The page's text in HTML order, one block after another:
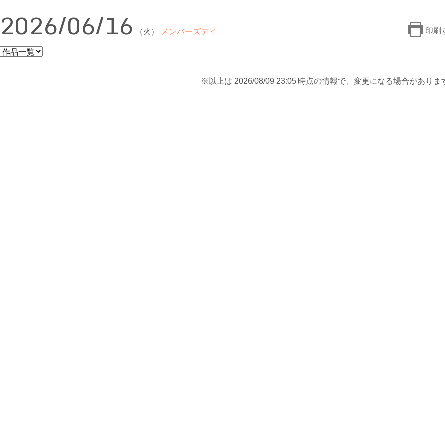
印刷
2026/06/16 （火） メンバーズデイ
※以上は 2026/08/09 23:05 時点の情報で、変更になる場合がありま